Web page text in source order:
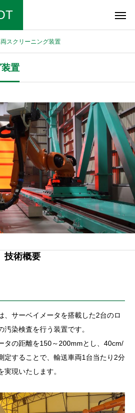
スクリーニング装置
置
技術概要
、サーベイメータを搭載した2台のロ
染検査を行う装置です。
タの距離を150～200mmとし、40cm/
定することで、輸送車両1台当たり2分
現いたします。